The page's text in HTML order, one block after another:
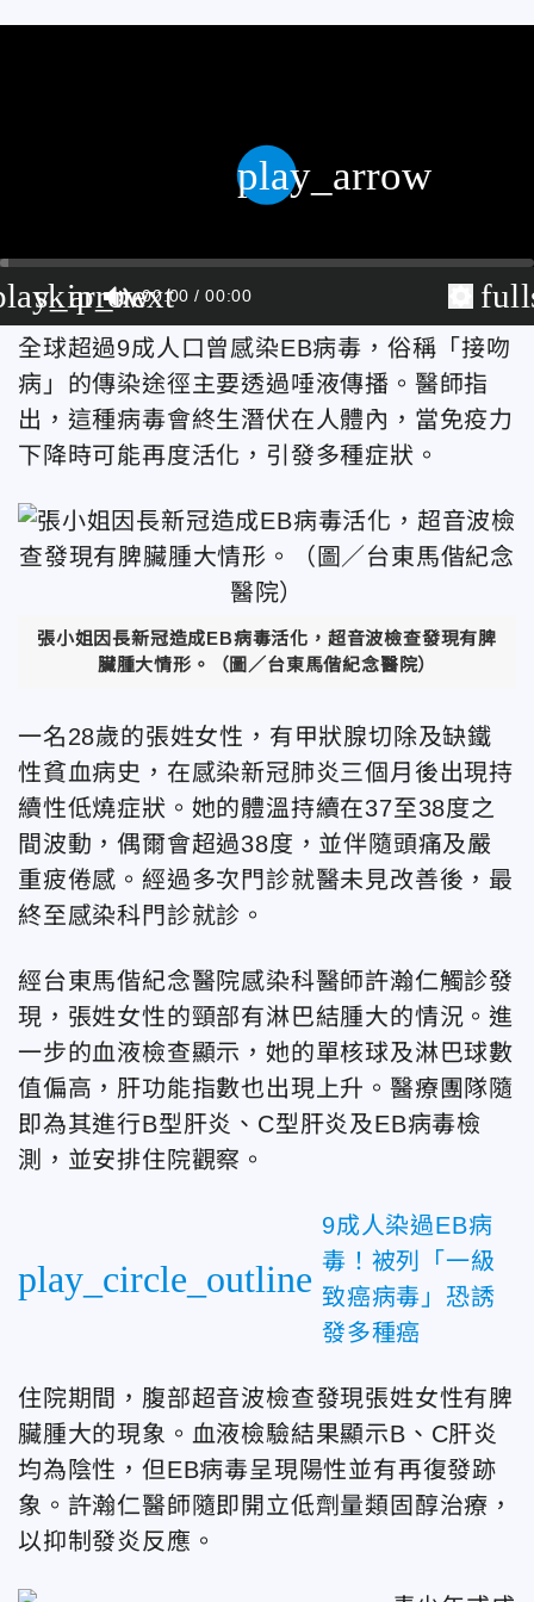
skip_next
00:00 00:00
play_arrow
全球超過9成人口曾感染EB病毒，俗稱「接吻
病」的傳染途徑主要透過唾液傳播。醫師指
出，這種病毒會終生潛伏在人體內，當免疫力
下降時可能再度活化，引發多種症狀。
張小姐因長新冠造成EB病毒活化，超音波檢查發現有脾
臟腫大情形。（圖／台東馬偕紀念醫院）
一名28歲的張姓女性，有甲狀腺切除及缺鐵
性貧血病史，在感染新冠肺炎三個月後出現持
續性低燒症狀。她的體溫持續在37至38度之
間波動，偶爾會超過38度，並伴隨頭痛及嚴
重疲倦感。經過多次門診就醫未見改善後，最
終至感染科門診就診。
經台東馬偕紀念醫院感染科醫師許瀚仁觸診發
現，張姓女性的頸部有淋巴結腫大的情況。進
一步的血液檢查顯示，她的單核球及淋巴球數
值偏高，肝功能指數也出現上升。醫療團隊隨
即為其進行B型肝炎、C型肝炎及EB病毒檢
測，並安排住院觀察。
play_circle_outline
9成人染過EB病
毒！被列「一級
致癌病毒」恐誘
發多種癌
住院期間，腹部超音波檢查發現張姓女性有脾
臟腫大的現象。血液檢驗結果顯示B、C肝炎
均為陰性，但EB病毒呈現陽性並有再復發跡
象。 許瀚仁醫師隨即開立低劑量類固醇治療，
以抑制發炎反應。